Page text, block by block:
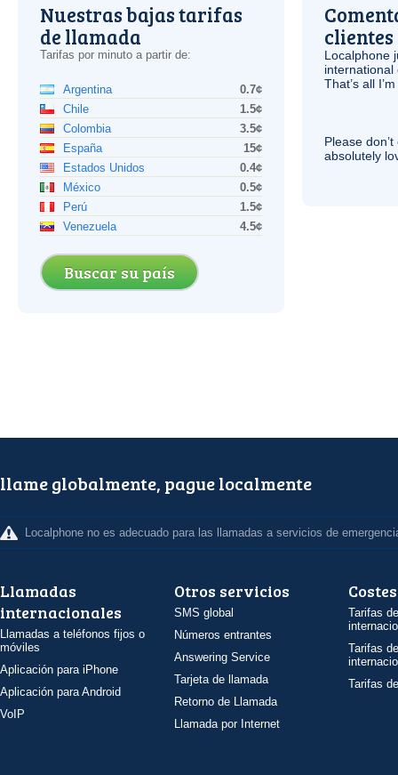
Nuestras bajas tarifas
de llamada
Tarifas por minuto a partir de:
Argentina
0.7¢
Chile
1.5¢
Colombia
3.5¢
España
15¢
Estados Unidos
0.4¢
México
0.5¢
Perú
1.5¢
Venezuela
4.5¢
Buscar su país
clientes
Localphone
international
That’s all
Please
absolutely
llame globalmente, pague localmente
Localphone no es adecuado para las llamadas a servicios de
Llamadas
internacionales
Llamadas a teléfonos fijos o
móviles
Aplicación para iPhone
Aplicación para Android
VoIP
Otros servicios
SMS global
Números entrantes
Answering Service
Tarjeta de llamada
Retorno de Llamada
Llamada por Internet
Costes
Tarifas
Tarifas
Tarifas